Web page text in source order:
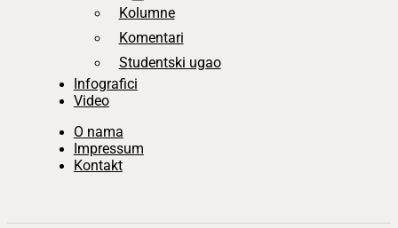
Kolumne
Komentari
Studentski ugao
Infografici
Video
O nama
Impressum
Kontakt